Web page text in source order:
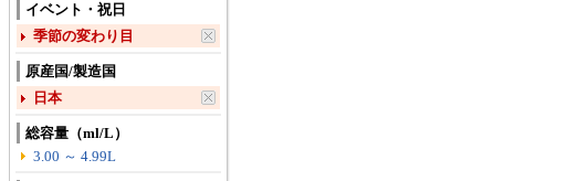
イベント・祝日
季節の変わり目
原産国/製造国
日本
総容量（ml/L）
3.00 ～ 4.99L